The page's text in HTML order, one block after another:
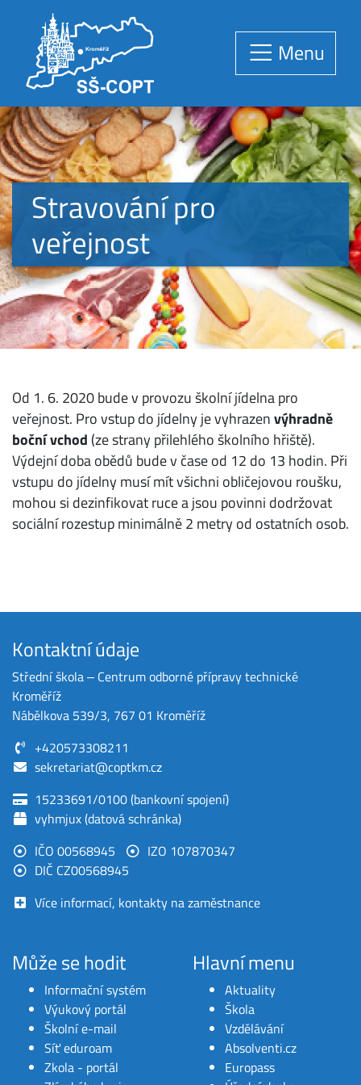
Menu
Stravování pro
veřejnost
Od 1. 6. 2020 bude v provozu školní jídelna pro
veřejnost. Pro vstup do jídelny je vyhrazenvýhradně
boční vchod (ze strany přilehlého školního hřiště).
Výdejní doba obědů bude v čase od 12 do 13 hodin. Při
vstupu do jídelny musí mít všichni obličejovou roušku,
mohou si dezinfikovat ruce a jsou povinni dodržovat
sociální rozestup minimálně 2 metry od ostatních osob.
Kontaktní údaje
Střední škola ‒ Centrum odborné přípravy technické
Kroměříž
Nábělkova 539/3, 767 01 Kroměříž
+420573308211
sekretariat@coptkm.cz
15233691/0100 (bankovní spojení)
vyhmjux (datová schránka)
IČO 00568945
IZO 107870347
DIČ CZ00568945
Více informací, kontakty na zaměstnance
Může se hodit
Informační systém
Výukový portál
Školní e-mail
Síť eduroam
Zkola - portál
Hlavní menu
Aktuality
Škola
Vzdělávání
Absolventi.cz
Europass